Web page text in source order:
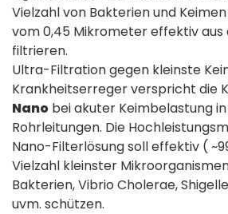
Vielzahl von Bakterien und
vom 0,45 Mikrometer effektiv aus
filtrieren.
Ultra-Filtration gegen kleinste
Krankheitserreger verspricht die
Nano bei akuter Keimbelastung
Rohrleitungen. Die
Nano-Filterlösung soll effektiv (
Vielzahl kleinster
Bakterien, Vibrio Cholerae,
uvm. schützen.